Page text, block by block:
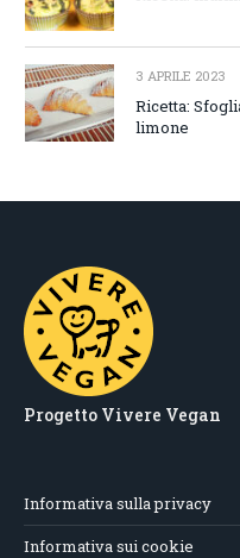
3 APRILE 2023
Ricetta:
limone
Progetto Vivere Vegan
Informativa sulla privacy
Informativa sui cookie